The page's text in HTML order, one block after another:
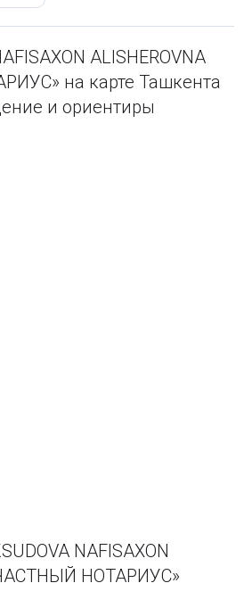
ALISHEROVNA
на карте Ташкента
и ориентиры
NAFISAXON
ЧАСТНЫЙ НОТАРИУС»